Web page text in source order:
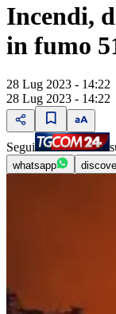
Incendi,
in fumo
28 Lug 2023 - 14:22
28 Lug 2023 - 14:22
Segui
whatsapp